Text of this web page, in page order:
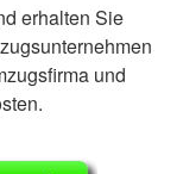
erhalten Sie
und